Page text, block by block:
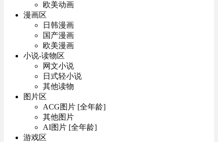
欧美动画
漫画区
日韩漫画
国产漫画
欧美漫画
小说-读物区
网文小说
日式轻小说
其他读物
图片区
ACG图片 [全年龄]
其他图片
AI图片 [全年龄]
游戏区